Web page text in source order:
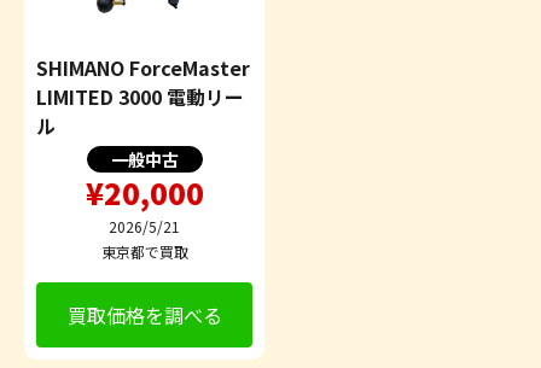
SHIMANO ForceMaster
LIMITED 3000 電動リー
ル
一般中古
¥20,000
2026/5/21
東京都で買取
買取価格を調べる